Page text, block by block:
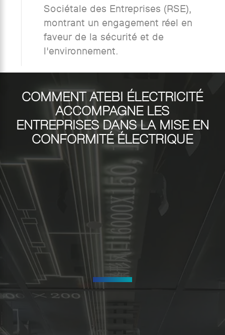
Sociétale des Entreprises (RSE),
montrant un engagement réel en
faveur de la sécurité et de
l'environnement.
COMMENT ATEBI ÉLECTRICITÉ
ACCOMPAGNE LES
ENTREPRISES DANS LA MISE EN
CONFORMITÉ ÉLECTRIQUE